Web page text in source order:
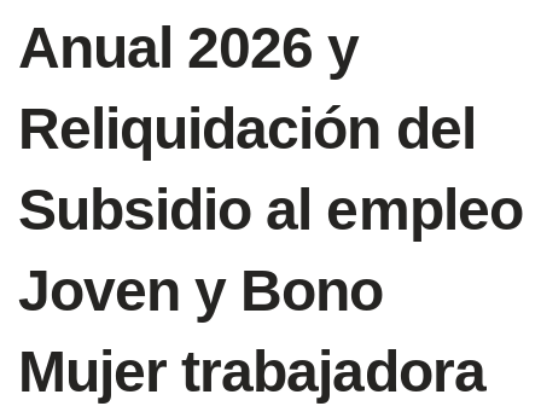
Anual 2026 y
Reliquidación del
Subsidio al empleo
Joven y Bono
Mujer trabajadora